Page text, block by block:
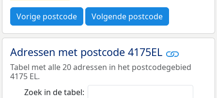
Vorige postcode Volgende postcode
Adressen met postcode 4175EL
Tabel met alle 20 adressen in het postcodegebied
4175 EL.
Zoek in de tabel: